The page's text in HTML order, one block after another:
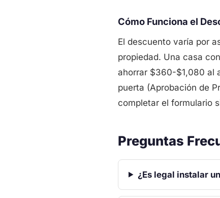
Cómo Funciona el
El descuento varía por
propiedad. Una casa
ahorrar $360-$1,080 al
puerta (Aprobación de
completar el formulario
Preguntas
¿Es legal instalar